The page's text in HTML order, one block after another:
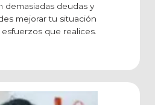
demasiadas deudas y
mejorar tu situación
que realices.